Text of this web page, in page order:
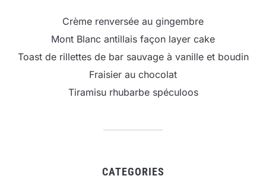
Crème renversée au gingembre
Mont Blanc antillais façon layer cake
Toast de rillettes de bar sauvage à vanille et boudin
Fraisier au chocolat
Tiramisu rhubarbe spéculoos
CATEGORIES